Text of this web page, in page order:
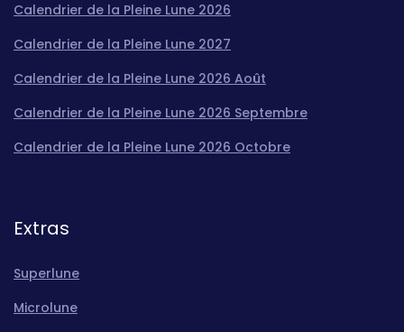
Calendrier de la Pleine Lune 2026
Calendrier de la Pleine Lune 2027
Calendrier de la Pleine Lune 2026 Août
Calendrier de la Pleine Lune 2026 Septembre
Calendrier de la Pleine Lune 2026 Octobre
Extras
Superlune
Microlune